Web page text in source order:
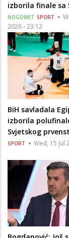
izborila finale sa
NOGOMET SPORT
2026 - 23:12
BiH savladala
izborila
Svjetskog
SPORT Wed, 15 Jul